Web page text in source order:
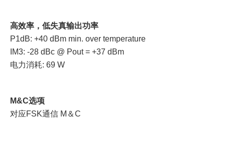
高效率，低失真输出功率
P1dB: +40 dBm min. over temperature
IM3: -28 dBc @ Pout = +37 dBm
电力消耗: 69 W
M&C选项
对应FSK通信 M＆C